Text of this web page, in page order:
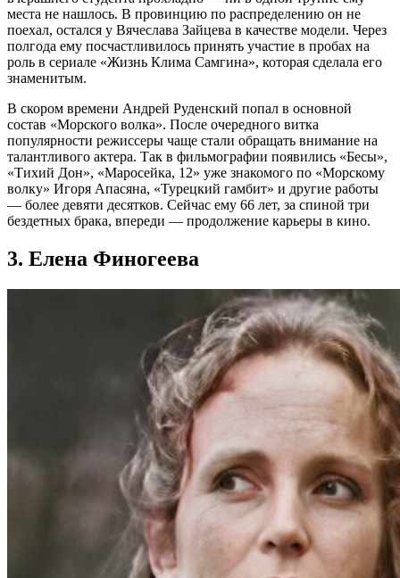
места не нашлось. В провинцию по распределению он не
поехал, остался у Вячеслава Зайцева в качестве модели. Через
полгода ему посчастливилось принять участие в пробах на
роль в сериале «Жизнь Клима Самгина», которая сделала его
знаменитым.
В скором времени Андрей Руденский попал в основной
состав «Морского волка». После очередного витка
популярности режиссеры чаще стали обращать внимание на
талантливого актера. Так в фильмографии появились «Бесы»,
«Тихий Дон», «Маросейка, 12» уже знакомого по «Морскому
волку» Игоря Апасяна, «Турецкий гамбит» и другие работы
— более девяти десятков. Сейчас ему 66 лет, за спиной три
бездетных брака, впереди — продолжение карьеры в кино.
3. Елена Финогеева